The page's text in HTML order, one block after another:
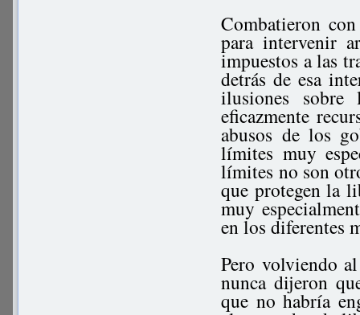
Combatieron
para intervenir
impuestos a las
detrás de esa
ilusiones sobre
eficazmente
abusos de los
límites muy
límites no son
que protegen la
muy
en los diferentes
Pero volviendo
nunca dijeron
que no habría